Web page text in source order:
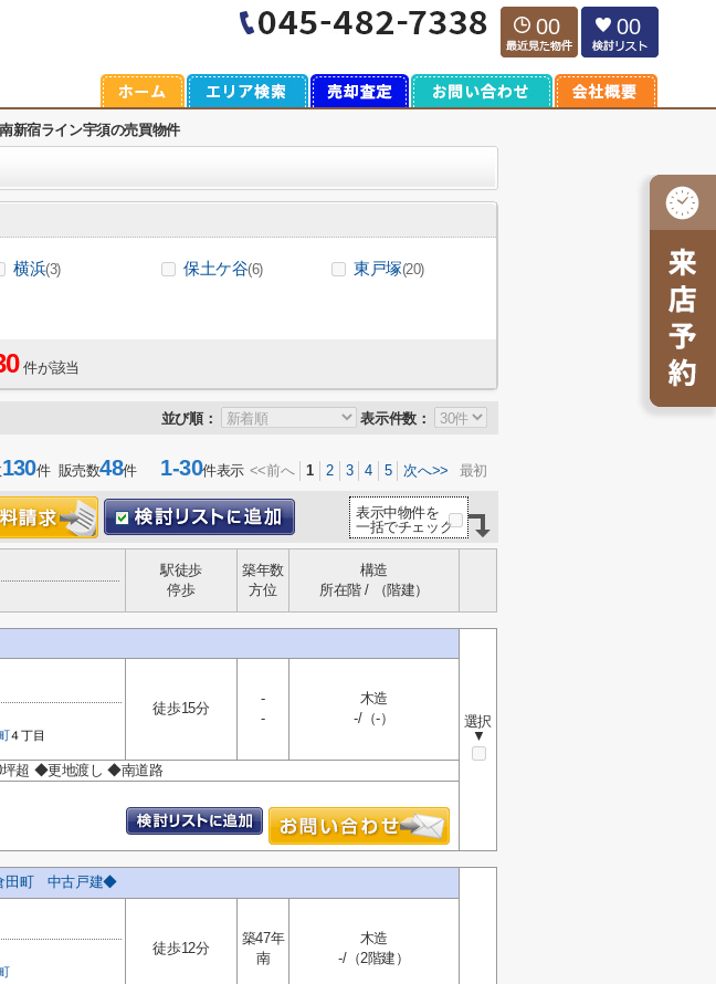
00 00
新宿ライン宇須の売買物件
横浜(3) 保土ケ谷(6) 東戸塚(20)
件が該当
並び順： 表示件数：
130件 販売数48件1-30件表示 <<前へ 1 2 3 4 5 次へ>> 最初
表示中物件を
一括でチェック
駅徒歩
停歩
築年数
方位
構造
所在階 / （階建）
選択
▼
４丁目
徒歩15分
-
-
木造
-/（-）
超 ◆更地渡し ◆南道路
田町 中古戸建◆
徒歩12分
築47年
南
木造
-/（2階建）